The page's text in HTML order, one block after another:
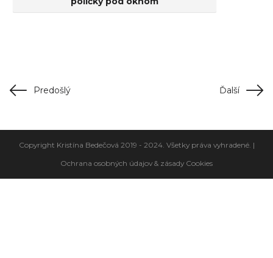
Predošlý Ďalší
Copyright Kristína Bedečová 2019 - 2024. Všetky práva vyhradené. |
Ochrana osobných údajov & zásady Cookies